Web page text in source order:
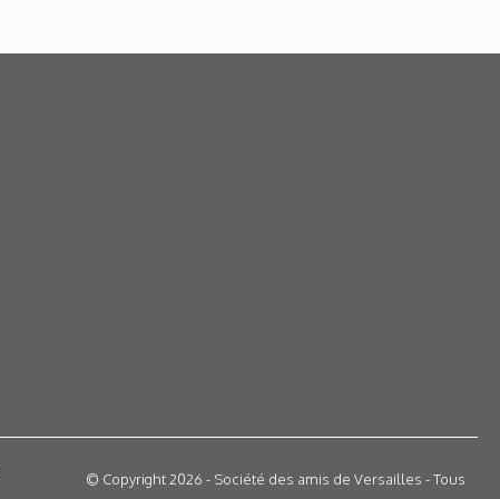
© Copyright 2026 - Société des amis de Versailles - Tous